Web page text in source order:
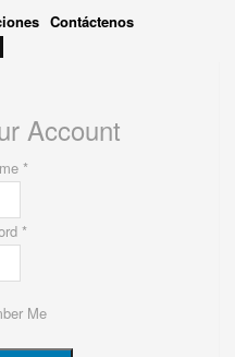
Contáctenos
Account
*
*
Me